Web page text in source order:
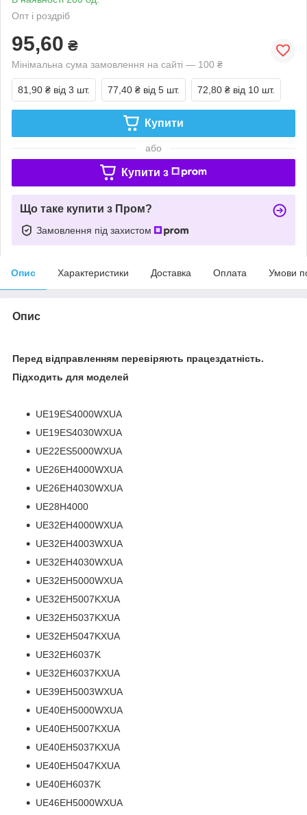
Опт і роздріб
95,60 ₴
Мінімальна сума замовлення на сайті — 100 ₴
81,90 ₴ від 3 шт. 77,40 ₴ від 5 шт. 72,80 ₴ від 10 шт.
Купити
або
Купити з
Що таке купити з Пром?
Замовлення під захистом
Опис Характеристики Доставка Оплата Умови
Опис
Перед відправленням перевіряють працездатність.
Підходить для моделей
UE19ES4000WXUA
UE19ES4030WXUA
UE22ES5000WXUA
UE26EH4000WXUA
UE26EH4030WXUA
UE28H4000
UE32EH4000WXUA
UE32EH4003WXUA
UE32EH4030WXUA
UE32EH5000WXUA
UE32EH5007KXUA
UE32EH5037KXUA
UE32EH5047KXUA
UE32EH6037K
UE32EH6037KXUA
UE39EH5003WXUA
UE40EH5000WXUA
UE40EH5007KXUA
UE40EH5037KXUA
UE40EH5047KXUA
UE40EH6037K
UE46EH5000WXUA